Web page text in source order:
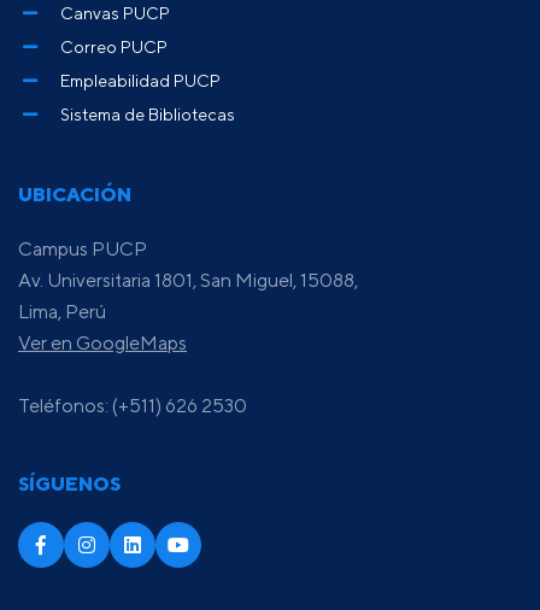
UBICACIÓN
Campus PUCP
Av. Universitaria 1801, San Miguel, 15088,
Lima, Perú
Ver en GoogleMaps
Teléfonos: (+511) 626 2530
SÍGUENOS
Canvas PUCP
Correo PUCP
Empleabilidad PUCP
Sistema de Bibliotecas